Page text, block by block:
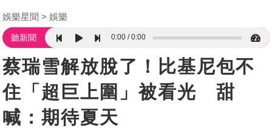
娛樂星聞 娛樂
聽新聞 0:00 0:00
蔡瑞雪解放脫了！比基尼包不
住「超巨上圍」被看光 甜
喊：期待夏天